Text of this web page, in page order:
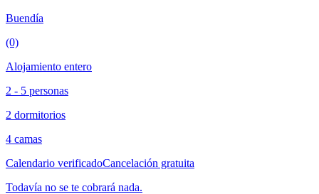
Buendía
(0)
Alojamiento entero
2 - 5 personas
2 dormitorios
4 camas
Calendario verificadoCancelación gratuita
Todavía no se te cobrará nada.